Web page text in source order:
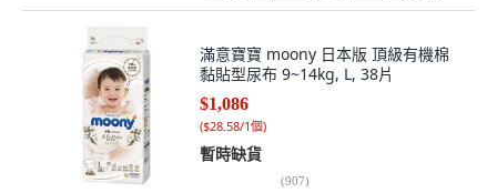
滿意寶寶 moony 日本版 頂級有機棉
黏貼型尿布 9~14kg, L, 38片
$1,086
($28.58/1個)
暫時缺貨
(907)